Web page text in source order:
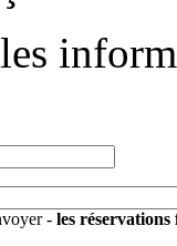
- les réservations